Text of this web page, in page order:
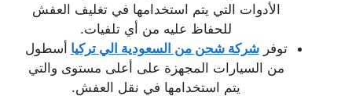
الأدوات التي يتم استخدامها في تغليف العفش
للحفاظ عليه من أي تلفيات.
توفرشركة شحن من السعودية الي تركيا أسطول
من السيارات المجهزة على أعلى مستوى والتي
يتم استخدامها في نقل العفش.